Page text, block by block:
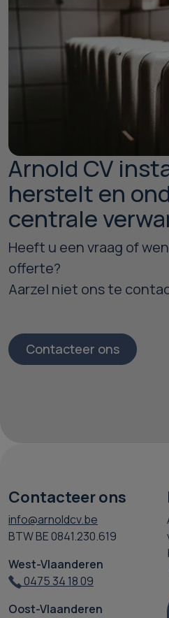
Arnold CV
herstelt en
centrale
Heeft u een vraag of
offerte?
Aarzel niet ons te
Contacteer ons
Contacteer ons
info@arnoldcv.be
BTW BE 0841.230.619
West-Vlaanderen
0475 34 18 09
Oost-Vlaanderen